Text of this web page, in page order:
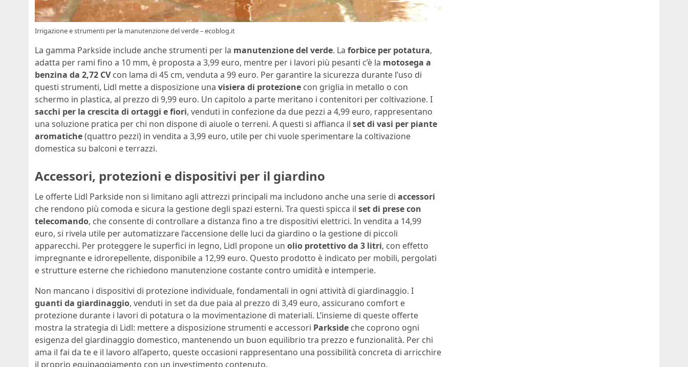
Irrigazione e strumenti per la manutenzione del verde – ecoblog.it
La gamma Parkside include anche strumenti per la manutenzione del verde. La forbice per potatura,
adatta per rami fino a 10 mm, è proposta a 3,99 euro, mentre per i lavori più pesanti c’è la motosega a
benzina da 2,72 CVcon lama di 45 cm, venduta a 99 euro. Per garantire la sicurezza durante l’uso di
questi strumenti, Lidl mette a disposizione una visiera di protezione con griglia in metallo o con
schermo in plastica, al prezzo di 9,99 euro. Un capitolo a parte meritano i contenitori per coltivazione. I
sacchi per la crescita di ortaggi e fiori, venduti in confezione da due pezzi a 4,99 euro, rappresentano
una soluzione pratica per chi non dispone di aiuole o terreni. A questi si affianca il set di vasi per piante
aromatiche(quattro pezzi) in vendita a 3,99 euro, utile per chi vuole sperimentare la coltivazione
domestica su balconi e terrazzi.
Accessori, protezioni e dispositivi per il giardino
Le offerte Lidl Parkside non si limitano agli attrezzi principali ma includono anche una serie di accessori
che rendono più comoda e sicura la gestione degli spazi esterni. Tra questi spicca il set di prese con
telecomando, che consente di controllare a distanza fino a tre dispositivi elettrici. In vendita a 14,99
euro, si rivela utile per automatizzare l’accensione delle luci da giardino o la gestione di piccoli
apparecchi. Per proteggere le superfici in legno, Lidl propone un olio protettivo da 3 litri, con effetto
impregnante e idrorepellente, disponibile a 12,99 euro. Questo prodotto è indicato per mobili, pergolati
e strutture esterne che richiedono manutenzione costante contro umidità e intemperie.
Non mancano i dispositivi di protezione individuale, fondamentali in ogni attività di giardinaggio. I
guanti da giardinaggio, venduti in set da due paia al prezzo di 3,49 euro, assicurano comfort e
protezione durante i lavori di potatura o la movimentazione di materiali. L’insieme di queste offerte
mostra la strategia di Lidl: mettere a disposizione strumenti e accessori Parkside che coprono ogni
esigenza del giardinaggio domestico, mantenendo un buon equilibrio tra prezzo e funzionalità. Per chi
ama il fai da te e il lavoro all’aperto, queste occasioni rappresentano una possibilità concreta di arricchire
il proprio equipaggiamento con un investimento contenuto.